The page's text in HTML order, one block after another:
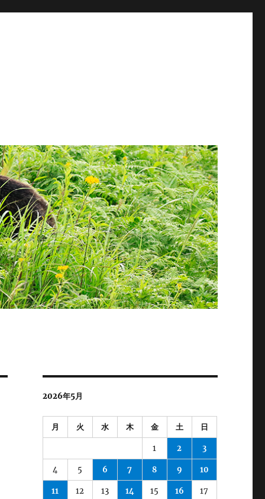
2026年5月
月 火 水 木 金 土 日
1 2 3
4 5 6 7 8 9 10
11 12 13 14 15 16 17